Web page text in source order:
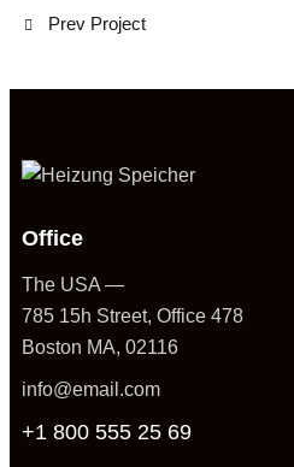
Prev Project
Office
The USA —
785 15h Street, Office 478
Boston MA, 02116
info@email.com
+1 800 555 25 69